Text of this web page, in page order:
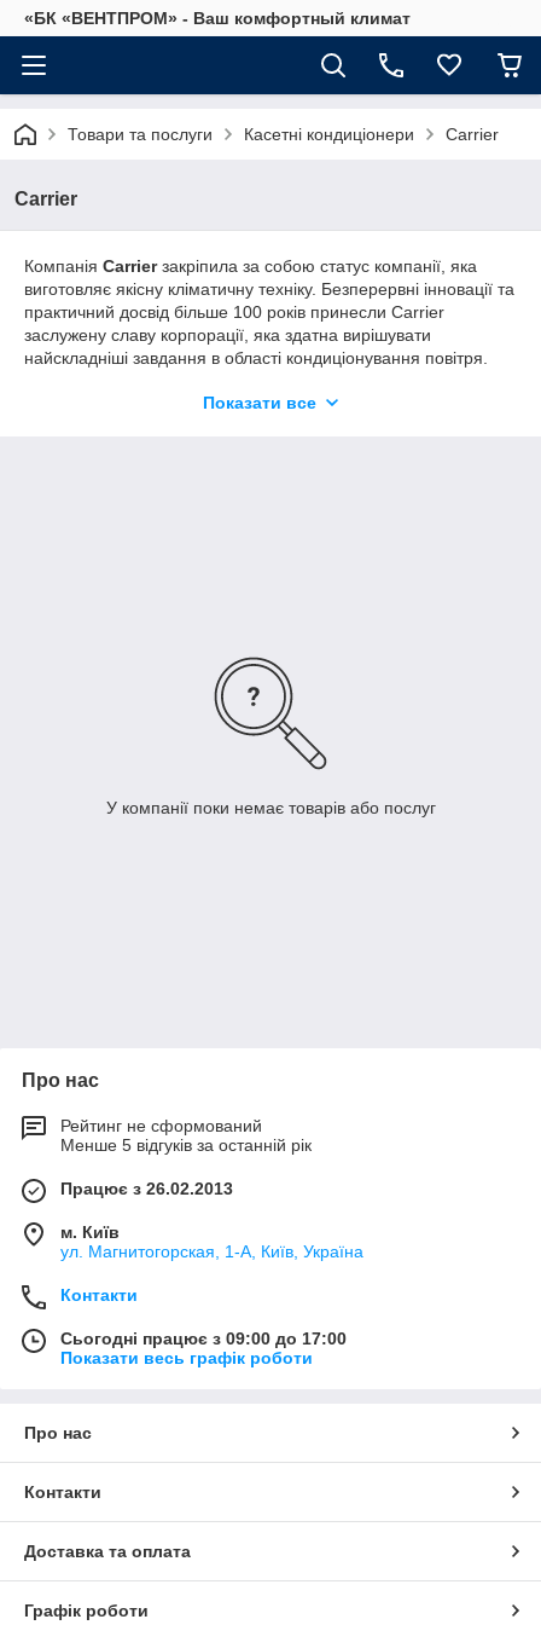
«БК «ВЕНТПРОМ» - Ваш комфортный климат
Товари та послуги Касетні кондиціонери Carrier
Carrier
Компанія Carrierзакріпила за собою статус компанії, яка
виготовляє якісну кліматичну техніку. Безперервні інновації та
практичний досвід більше 100 років принесли Carrier
заслужену славу корпорації, яка здатна вирішувати
найскладніші завдання в області кондиціонування повітря.
сучасним вимогам і підтверджено необхідними
Показати все
У компанії поки немає товарів або послуг
Про нас
Рейтинг не сформований
Менше 5 відгуків за останній рік
Працює з 26.02.2013
м. Київ
ул. Магнитогорская, 1-А, Київ, Україна
Контакти
Сьогодні працює з 09:00 до 17:00
Показати весь графік роботи
Про нас
Контакти
Доставка та оплата
Графік роботи